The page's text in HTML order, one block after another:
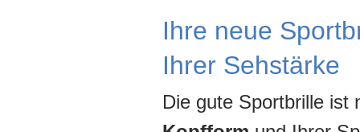
Ihre neue
Ihrer Sehstärke
Die gute Sportbrille ist